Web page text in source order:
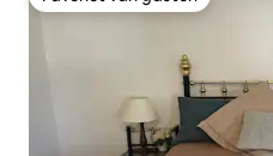
Favoriet van gasten